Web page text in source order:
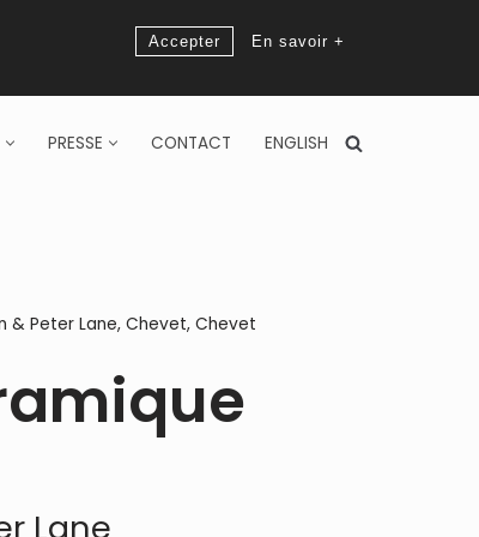
Accepter En savoir +
PRESSE CONTACT ENGLISH
& Peter Lane, Chevet, Chevet
Lane